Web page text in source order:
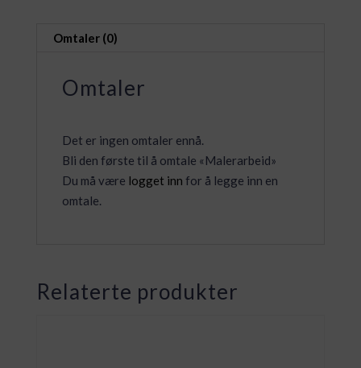
Omtaler (0)
Omtaler
Det er ingen omtaler ennå.
Bli den første til å omtale «Malerarbeid»
Du må være logget inn for å legge inn en
omtale.
Relaterte produkter